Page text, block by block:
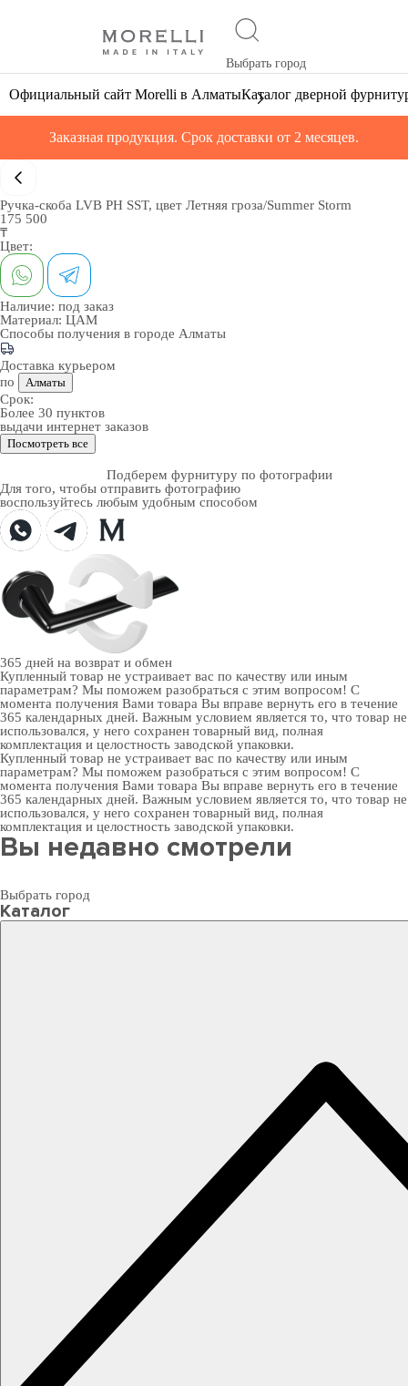
Выбрать город
Официальный сайт Morelli в АлматыКаталог дверной
Заказная продукция. Срок доставки от 2 месяцев.
Ручка-скоба LVB PH SST, цвет Летняя гроза/Summer Storm
175 500
₸
Цвет:
Наличие: под заказ
Материал: ЦАМ
Способы получения в городе Алматы
Доставка курьером
по
Алматы
Срок:
Более 30 пунктов
выдачи интернет заказов
Посмотреть все
Подберем фурнитуру по фотографии
Для того, чтобы отправить фотографию
воспользуйтесь любым удобным способом
365 дней на возврат и обмен
Купленный товар не устраивает вас по качеству или иным
параметрам? Мы поможем разобраться с этим вопросом! С
момента получения Вами товара Вы вправе вернуть его в течение
365 календарных дней. Важным условием является то, что товар не
использовался, у него сохранен товарный вид, полная
комплектация и целостность заводской упаковки.
Купленный товар не устраивает вас по качеству или иным
параметрам? Мы поможем разобраться с этим вопросом! С
момента получения Вами товара Вы вправе вернуть его в течение
365 календарных дней. Важным условием является то, что товар не
использовался, у него сохранен товарный вид, полная
комплектация и целостность заводской упаковки.
Вы недавно смотрели
Выбрать город
Каталог